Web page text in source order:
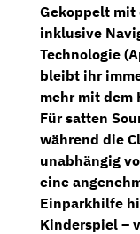
Gekoppelt mit
inklusive
Technologie
bleibt ihr
mehr mit dem
Für satten
während die
unabhängig
eine
Einparkhilfe
Kinderspiel –